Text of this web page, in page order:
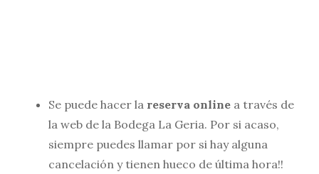
Se puede hacer la reserva online a través de
la web de la Bodega La Geria. Por si acaso,
siempre puedes llamar por si hay alguna
cancelación y tienen hueco de última hora!!